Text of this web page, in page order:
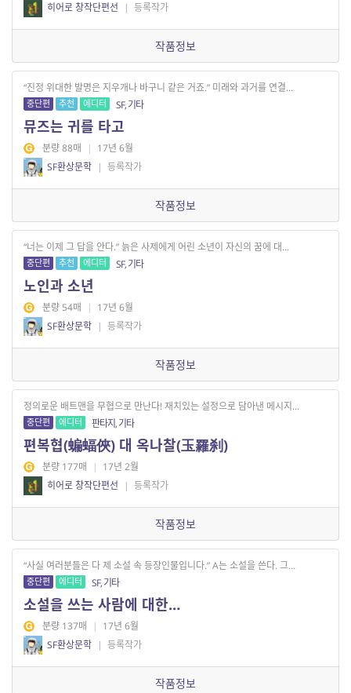
히어로 창작단편선
| 등록작가
작품정보
“진정 위대한 발명은 지우개나 바구니 같은 거죠.” 미래와 과거를 연결...
중단편 추천 에디터 SF, 기타
뮤즈는 귀를 타고
분량 88매 | 17년 6월
SF환상문학 | 등록작가
작품정보
“너는 이제 그 답을 안다.” 늙은 사제에게 어린 소년이 자신의 꿈에 대...
중단편 추천 에디터 SF, 기타
노인과 소년
분량 54매 | 17년 6월
SF환상문학 | 등록작가
작품정보
정의로운 배트맨을 무협으로 만난다! 재치있는 설정으로 담아낸 메시지...
중단편 에디터 판타지, 기타
편복협(蝙蝠俠) 대 옥나찰(玉羅刹)
분량 177매 | 17년 2월
히어로 창작단편선
| 등록작가
작품정보
“사실 여러분들은 다 제 소설 속 등장인물입니다.” A는 소설을 쓴다. 그...
중단편 에디터 SF, 기타
소설을 쓰는 사람에 대한…
분량 137매 | 17년 6월
SF환상문학 | 등록작가
작품정보